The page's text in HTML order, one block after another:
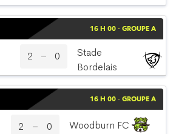
16 H 00 - GROUPE A
2 0
Stade
Bordelais
16 H 00 - GROUPE A
2 0 Woodburn FC